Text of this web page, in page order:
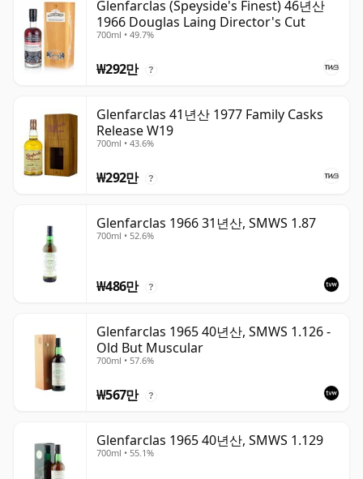
Glenfarclas (Speyside's Finest) 46년산
1966 Douglas Laing Director's Cut
700ml • 49.7%
₩292만 ?
Glenfarclas 41년산 1977 Family Casks
Release W19
700ml • 43.6%
₩292만 ?
Glenfarclas 1966 31년산, SMWS 1.87
700ml • 52.6%
₩486만 ?
Glenfarclas 1965 40년산, SMWS 1.126 -
Old But Muscular
700ml • 57.6%
₩567만 ?
Glenfarclas 1965 40년산, SMWS 1.129
700ml • 55.1%